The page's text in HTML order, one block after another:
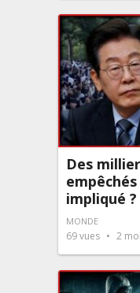
Des
impliqué ?
MONDE
69vues 2